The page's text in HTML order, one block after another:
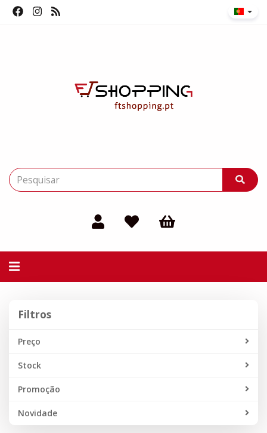
Alternar
Filtros
Preço
Stock
Promoção
Novidade